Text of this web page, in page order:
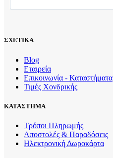
ΣΧΕΤΙΚΑ
Blog
Εταιρεία
Επικοινωνία - Καταστήματα
Τιμές Χονδρικής
ΚΑΤΑΣΤΗΜΑ
Τρόποι Πληρωμής
Αποστολές & Παραδόσεις
Ηλεκτρονική Δωροκάρτα